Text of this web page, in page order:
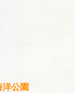
公園